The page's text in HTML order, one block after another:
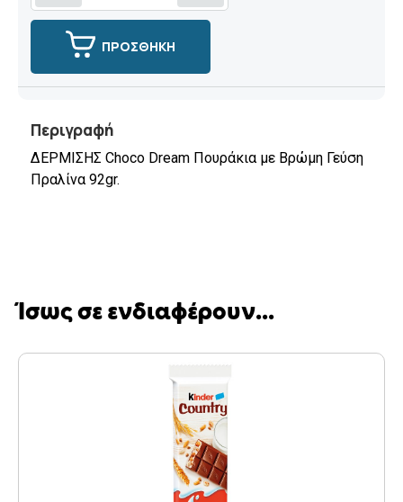
ΠΡΟΣΘΗΚΗ
Περιγραφή
ΔΕΡΜΙΣΗΣ Choco Dream Πουράκια με Βρώμη Γεύση
Πραλίνα 92gr.
Ίσως σε ενδιαφέρουν...